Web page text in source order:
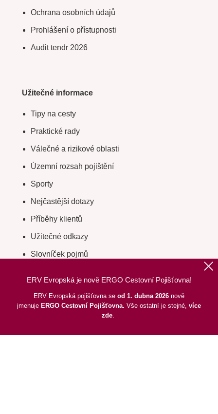
ERV Evropská je nově ERGO Cestovní Pojišťovna!
ERV Evropská pojišťovna se od 1. dubna 2026 nově
jmenuje ERGO Cestovní Pojišťovna. Vše ostatní je stejné, více
zde.
Ochrana osobních údajů
Prohlášení o přístupnosti
Audit tendr 2026
Užitečné informace
Tipy na cesty
Praktické rady
Válečné a rizikové oblasti
Územní rozsah pojištění
Sporty
Nejčastější dotazy
Příběhy klientů
Užitečné odkazy
Slovníček pojmů
Odstoupení od smlouvy